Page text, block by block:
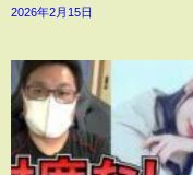
2026年2月15日